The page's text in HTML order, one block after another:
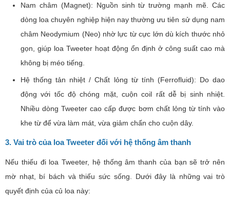
Nam châm (Magnet): Nguồn sinh từ trường mạnh mẽ. Các
dòng loa chuyên nghiệp hiện nay thường ưu tiên sử dụng nam
châm Neodymium (Neo) nhờ lực từ cực lớn dù kích thước nhỏ
gọn, giúp loa Tweeter hoạt động ổn định ở công suất cao mà
không bị méo tiếng.
Hệ thống tản nhiệt / Chất lỏng từ tính (Ferrofluid): Do dao
động với tốc độ chóng mặt, cuộn coil rất dễ bị sinh nhiệt.
Nhiều dòng Tweeter cao cấp được bơm chất lỏng từ tính vào
khe từ để vừa làm mát, vừa giảm chấn cho cuộn dây.
3. Vai trò của loa Tweeter đối với hệ thống âm thanh
Nếu thiếu đi loa Tweeter, hệ thống âm thanh của bạn sẽ trở nên
mờ nhạt, bí bách và thiếu sức sống. Dưới đây là những vai trò
quyết định của củ loa này: